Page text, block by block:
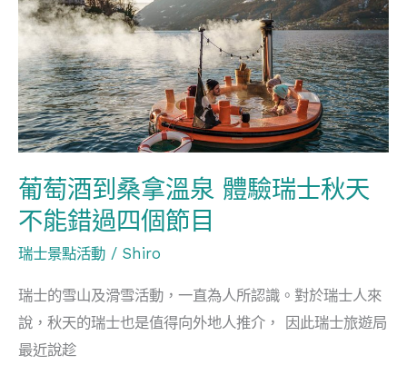
葡萄酒到桑拿溫泉 體驗瑞士秋天
不能錯過四個節目
瑞士景點活動 / Shiro
瑞士的雪山及滑雪活動，一直為人所認識。對於瑞士人來
說，秋天的瑞士也是值得向外地人推介， 因此瑞士旅遊局
最近說趁
酒
到
桑
拿
溫
泉
體
驗
瑞
士